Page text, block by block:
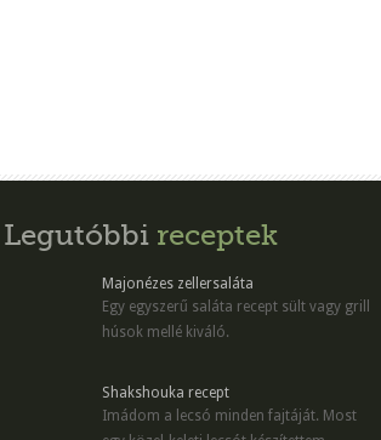
Legutóbbi receptek
Majonézes zellersaláta
Egy egyszerű saláta recept sült vagy grill
húsok mellé kiváló.
Shakshouka recept
Imádom a lecsó minden fajtáját. Most